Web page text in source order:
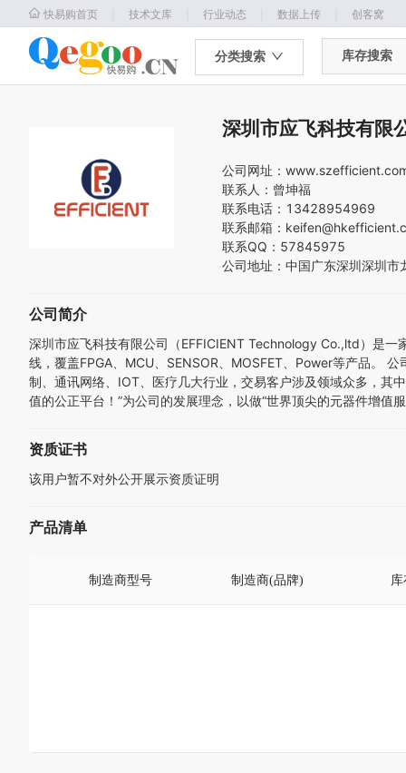
快易购首页 技术文库 行业动态 数据上传 创客窝
分类搜索 库存搜索
深圳市应飞科技有限
公司网址：
联系人： 曾坤福
联系电话： 13428954969
联系邮箱：
联系QQ： 57845975
公司地址： 中国广东深圳深圳市
公司简介
深圳市应飞科技有限公司（EFFICIENT Technology Co.,ltd）是
线，覆盖FPGA、MCU、SENSOR、MOSFET、Power等产品。
制、通讯网络、IOT、医疗几大行业，交易客户涉及领域众多，其
值的公正平台！”为公司的发展理念，以做“世界顶尖的元器件增
资质证书
该用户暂不对外公开展示资质证明
产品清单
制造商型号 制造商(品牌)